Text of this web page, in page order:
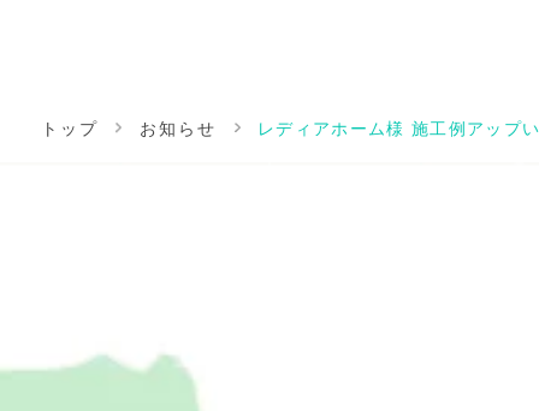
トップ お知らせ レディアホーム様 施工例アップ